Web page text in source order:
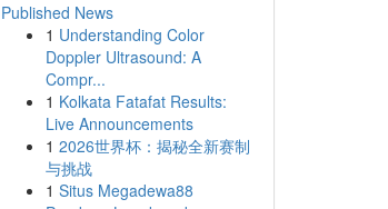
Published News
1 Understanding Color
Doppler Ultrasound: A
Compr...
1 Kolkata Fatafat Results:
Live Announcements
1 2026世界杯：揭秘全新赛制
与挑战
1 Situs Megadewa88